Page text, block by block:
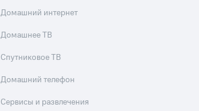
Домашний интернет
Домашнее ТВ
Спутниковое ТВ
Домашний телефон
Сервисы и развлечения